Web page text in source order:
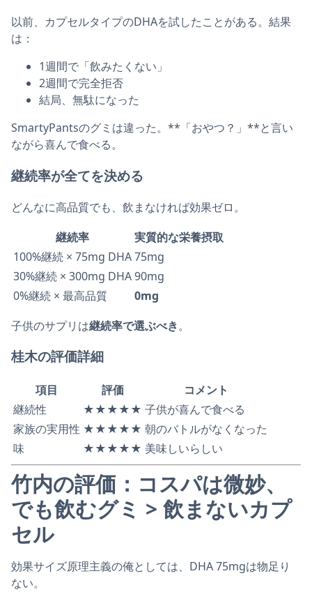
以前、カプセルタイプのDHAを試したことがある。結果
は：
1週間で「飲みたくない」
2週間で完全拒否
結局、無駄になった
SmartyPantsのグミは違った。**「おやつ？」**と言い
ながら喜んで食べる。
継続率が全てを決める
どんなに高品質でも、飲まなければ効果ゼロ。
継続率
実質的な栄養摂取
100%継続 × 75mg DHA75mg
30%継続 × 300mg DHA90mg
0%継続 × 最高品質
0mg
子供のサプリは継続率で選ぶべき。
桂木の評価詳細
項目 評価
コメント
継続性
★★★★★ 子供が喜んで食べる
家族の実用性 ★★★★★ 朝のバトルがなくなった
味
★★★★★ 美味しいらしい
竹内の評価：コスパは微妙、
でも飲むグミ > 飲まないカプ
セル
効果サイズ原理主義の俺としては、DHA 75mgは物足り
ない。